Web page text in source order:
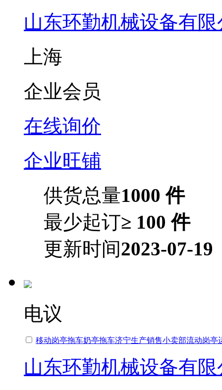
山东环勤机械设备有
上海
企业会员
在线询价
企业旺铺
供货总量1000 件
最少起订≥ 100 件
更新时间2023-07-19
电议
移动岗亭拖车奶亭拖车济宁生产销售小卖部流动岗亭
山东环勤机械设备有